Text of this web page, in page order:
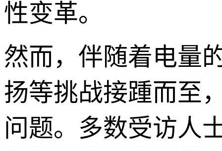
性变革。
然而，伴随着电量
扬等挑战接踵而至
问题。多数受访人